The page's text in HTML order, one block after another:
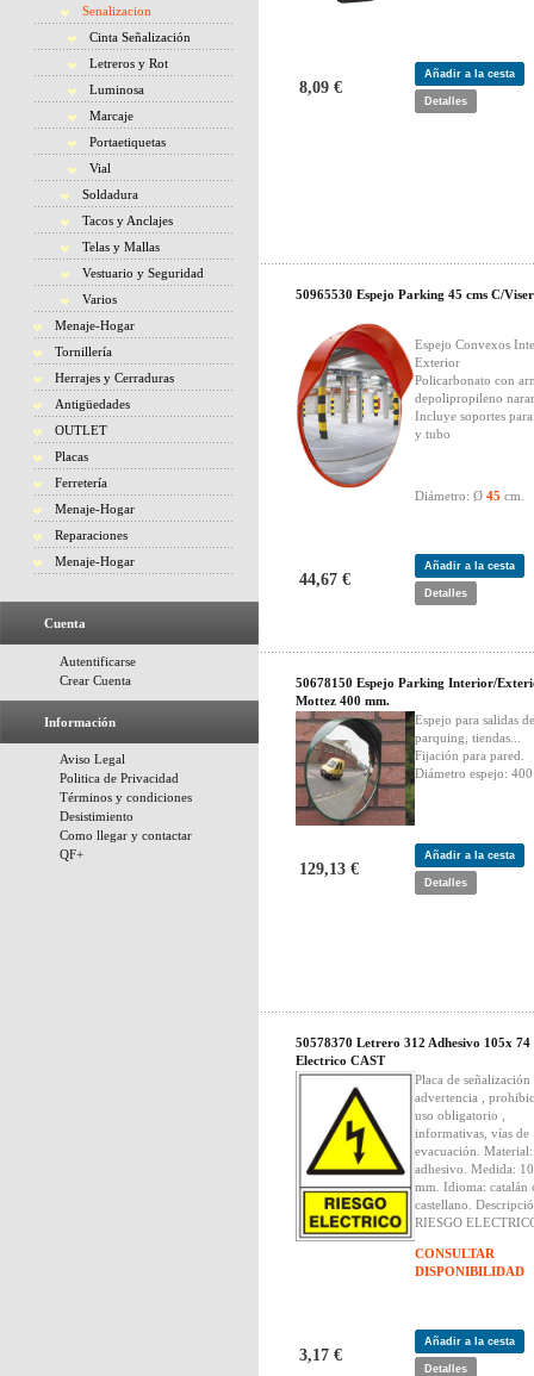
Senalizacion
Cinta Señalización
Letreros y Rot
Luminosa
Marcaje
Portaetiquetas
Vial
Soldadura
Tacos y Anclajes
Telas y Mallas
Vestuario y Seguridad
Varios
Menaje-Hogar
Tornillería
Herrajes y Cerraduras
Antigüedades
OUTLET
Placas
Ferretería
Menaje-Hogar
Reparaciones
Menaje-Hogar
Cuenta
Autentificarse
Crear Cuenta
Información
Aviso Legal
Politica de Privacidad
Términos y condiciones
Desistimiento
Como llegar y contactar
QF+
8,09 €
Añadir a la cesta
Detalles
50965530 Espejo Parking 45 cms C/
Espejo Convexos
Exterior
Policarbonato con
depolipropileno
Incluye soportes
y tubo
Diámetro: Ø 45 cm.
44,67 €
Añadir a la cesta
Detalles
50678150 Espejo Parking Interior/
Mottez 400 mm.
Espejo para salidas de
parquing, tiendas...
Fijación para pared.
Diámetro espejo:
129,13 €
Añadir a la cesta
Detalles
50578370 Letrero 312 Adhesivo 105x 74
Electrico CAST
Placa de señalización
advertencia ,
uso obligatorio ,
informativas, vías de
evacuación.
adhesivo. Medida:
mm. Idioma: catalán
castellano.
RIESGO
CONSULTAR
DISPONIBILIDAD
3,17 €
Añadir a la cesta
Detalles